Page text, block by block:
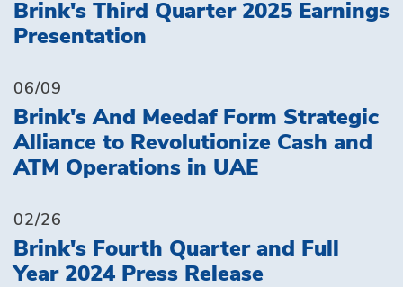
Brink's Third Quarter 2025 Earnings
Presentation
06/09
Brink's And Meedaf Form Strategic
Alliance to Revolutionize Cash and
ATM Operations in UAE
02/26
Brink's Fourth Quarter and Full
Year 2024 Press Release